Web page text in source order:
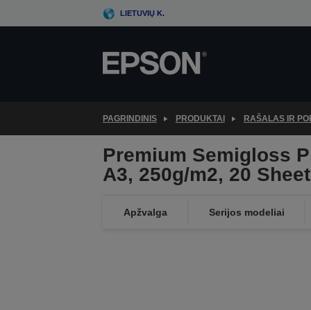
to
LIETUVIŲ K.
PAGRINDINIS PRODUKTAI RAŠALAS IR
Premium Semigloss
A3, 250g/m2, 20
Apžvalga Serijos modeliai